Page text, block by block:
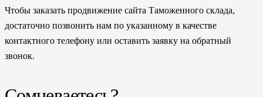
Чтобы заказать продвижение сайта Таможенного склада,
достаточно позвонить нам по указанному в качестве
контактного телефону или оставить заявку на обратный
звонок.